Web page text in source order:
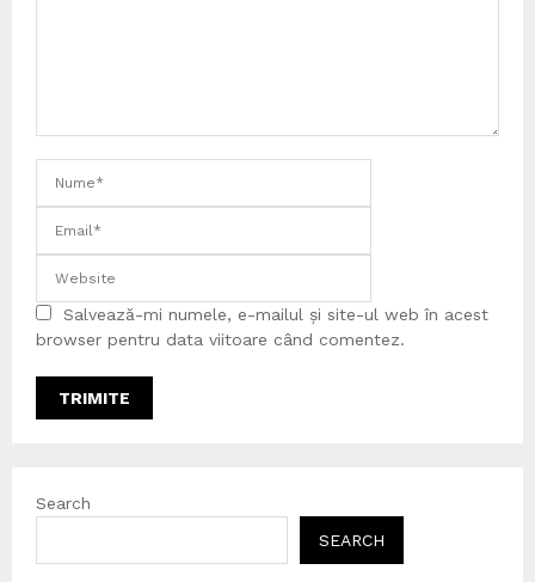
Salvează-mi numele, e-mailul și site-ul web în acest
browser pentru data viitoare când comentez.
Search
SEARCH